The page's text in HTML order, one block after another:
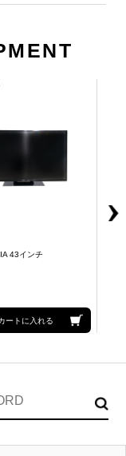
43インチ
ートに入れる